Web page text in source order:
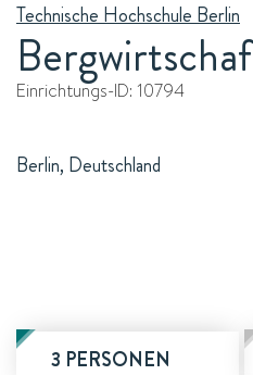
Technische Hochschule Berlin
Einrichtungs-ID: 10794
Berlin, Deutschland
3 PERSONEN